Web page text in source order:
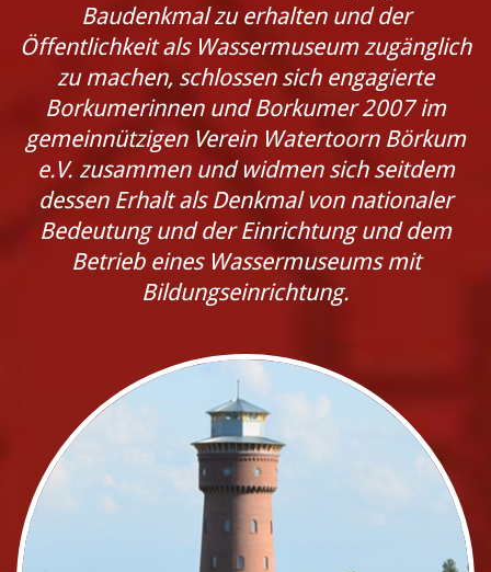
Baudenkmal zu erhalten und der
Öffentlichkeit als Wassermuseum zugänglich
zu machen, schlossen sich engagierte
Borkumerinnen und Borkumer 2007 im
gemeinnützigen Verein Watertoorn Börkum
e.V. zusammen und widmen sich seitdem
dessen Erhalt als Denkmal von nationaler
Bedeutung und der Einrichtung und dem
Betrieb eines Wassermuseums mit
Bildungseinrichtung.